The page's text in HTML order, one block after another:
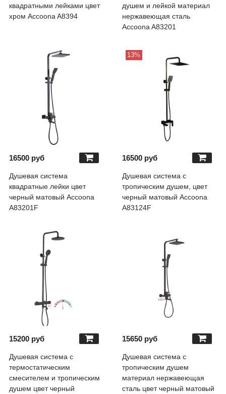
квадратными лейками цвет
хром Accoona A8394
душем и лейкой материал
нержавеющая сталь
Accoona A83201
16500 руб
Душевая система
квадратные лейки цвет
черный матовый Accoona
A83201F
13%
16500 руб
Душевая система с
тропическим душем, цвет
черный матовый Accoona
A83124F
15200 руб
Душевая система с
термостатическим
смесителем и тропическим
душем цвет черный
15650 руб
Душевая система с
тропическим душем
материал нержавеющая
сталь цвет черный матовый